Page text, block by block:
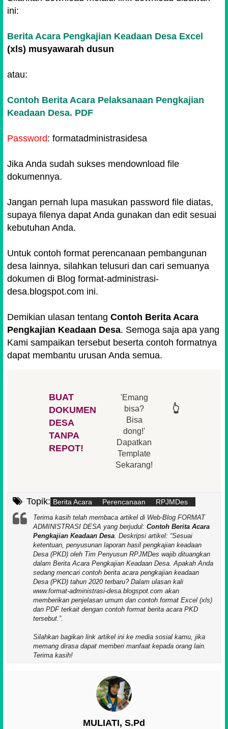
Demikian Berita Acara ini dibuat dan disahkan
dipergunakan sebagaimana mestinya.
(........................)
ini:
Berita Acara Pengkajian Keadaan Desa Excel
(xls) musyawarah dusun
atau:
Contoh Berita Acara Pelaksanaan Pengkajian
Keadaan Desa. PDF
Password: formatadministrasidesa
Jika Anda sudah sukses mendownload file
dokumennya.
Jangan pernah lupa masukan password file diatas,
supaya filenya dapat Anda gunakan dan edit sesuai
kebutuhan Anda.
Untuk contoh format perencanaan pembangunan
desa lainnya, silahkan telusuri dan cari semuanya
dokumen di Blog format-administrasi-
desa.blogspot.com ini.
Demikian ulasan tentang Contoh Berita Acara
Pengkajian Keadaan Desa. Semoga saja apa yang
Kami sampaikan tersebut beserta contoh formatnya
dapat membantu urusan Anda semua.
BUAT
DOKUMEN
DESA
TANPA
REPOT!
'Emang
bisa?
Bisa
dong!'
Dapatkan
Template
Sekarang!
👆
Topik: Berita Acara Perencanaan RPJMDes
Terima kasih telah membaca artikel di Web-Blog FORMAT
ADMINISTRASI DESA yang berjudul: Contoh Berita Acara
Pengkajian Keadaan Desa. Deskripsi artikel: Sesuai
ketentuan, penyusunan laporan hasil pengkajian keadaan
Desa (PKD) oleh Tim Penyusun RPJMDes wajib dituangkan
dalam Berita Acara Pengkajian Keadaan Desa. Apakah Anda
sedang mencari contoh berita acara pengkajian keadaan
Desa (PKD) tahun 2020 terbaru? Dalam ulasan kali
www.format-administrasi-desa.blogspot.com akan
memberikan penjelasan umum dan contoh format Excel (xls)
dan PDF terkait dengan contoh format berita acara PKD
tersebut. .
Silahkan bagikan link artikel ini ke media sosial kamu, jika
memang dirasa dapat memberi manfaat kepada orang lain.
Terima kasih!
MULIATI, S.Pd